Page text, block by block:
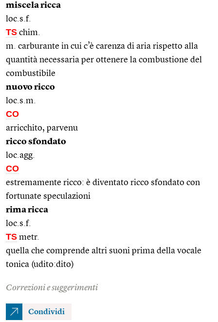
miscela ricca
loc.s.f.
TS chim.
m. carburante in cui c’è carenza di aria rispetto alla
quantità necessaria per ottenere la combustione del
combustibile
nuovo ricco
loc.s.m.
CO
arricchito, parvenu
ricco sfondato
loc.agg.
CO
estremamente ricco: è diventato ricco sfondato con
fortunate speculazioni
rima ricca
loc.s.f.
TS metr.
quella che comprende altri suoni prima della vocale
tonica (udito:dito)
Correzioni e suggerimenti
Condividi